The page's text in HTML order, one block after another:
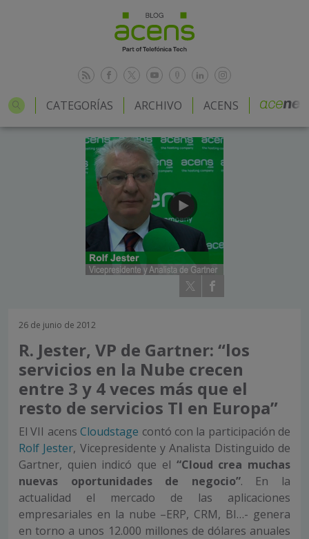
CATEGORÍAS ARCHIVO ACENS
26 de junio de 2012
R. Jester, VP de Gartner: “los
servicios en la Nube crecen
entre 3 y 4 veces más que el
resto de servicios TI en Europa”
El VII acensCloudstage contó con la participación de
Rolf Jester, Vicepresidente y Analista Distinguido de
Gartner, quien indicó que el “Cloud crea muchas
nuevas oportunidades de negocio”. En la
actualidad el mercado de las aplicaciones
empresariales en la nube –ERP, CRM, BI…- genera
en torno a unos 12.000 millones de dólares anuales